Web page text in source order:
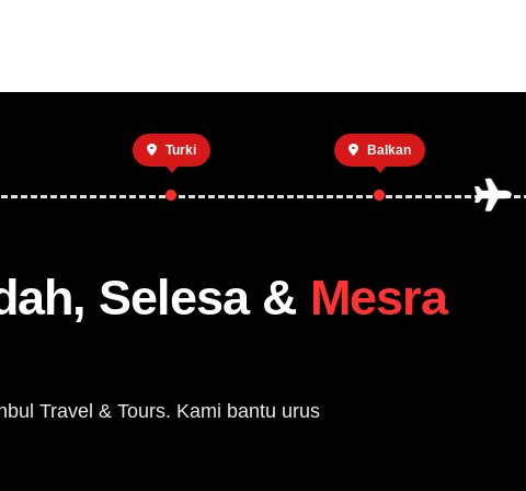
Turki Balkan
Selesa & Mesra
Travel & Tours. Kami bantu urus